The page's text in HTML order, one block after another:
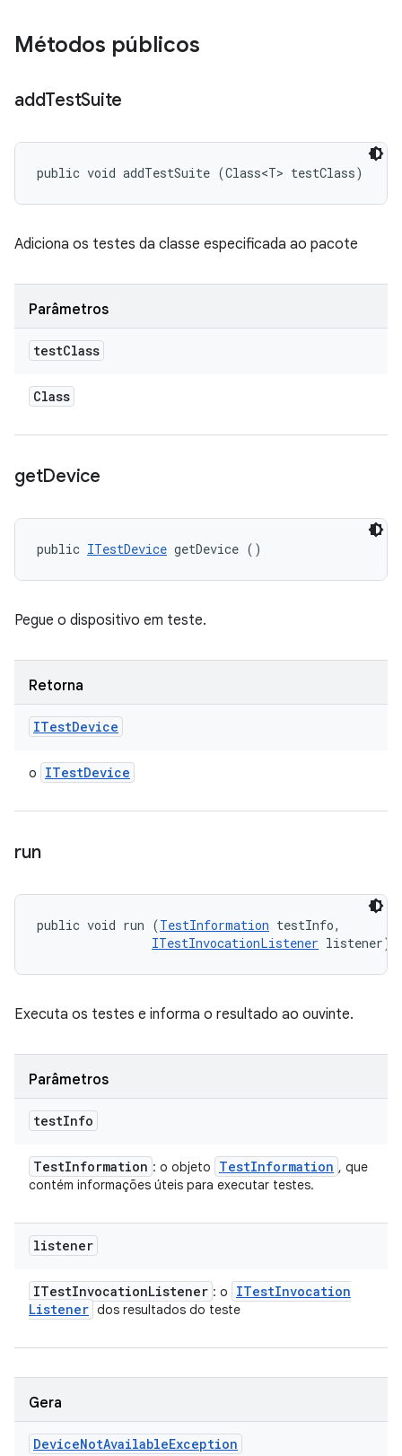
Métodos públicos
addTestSuite
public void addTestSuite (Class<T> testClass)
Adiciona os testes da classe especificada ao pacote
Parâmetros
testClass
Class
getDevice
public ITestDevice getDevice ()
Pegue o dispositivo em teste.
Retorna
ITestDevice
o ITestDevice
run
public void run (TestInformation testInfo,
ITestInvocationListener listener)
Executa os testes e informa o resultado ao ouvinte.
Parâmetros
testInfo
TestInformation : o objeto TestInformation , que
contém informações úteis para executar testes.
listener
ITestInvocationListener : o ITestInvocation
Listener dos resultados do teste
Gera
DeviceNotAvailableException